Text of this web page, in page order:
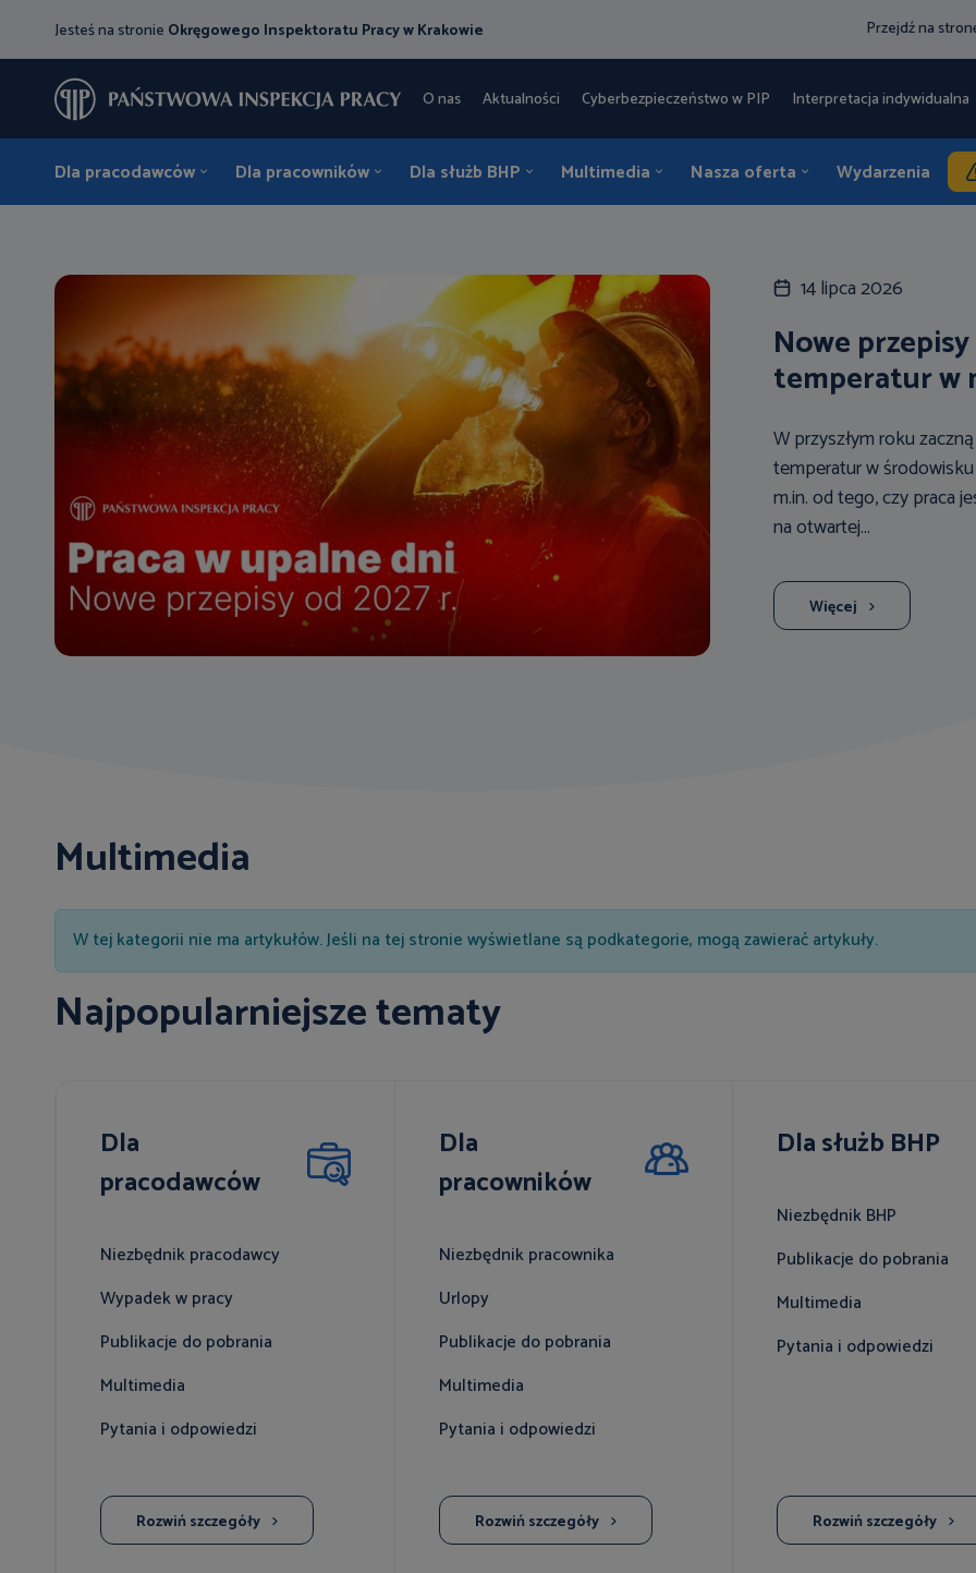
Jesteś na stronie Okręgowego Inspektoratu Pracy w Krakowie Przejdź na
O nas Aktualności Cyberbezpieczeństwo w PIP Interpretacja indywidualna
Dla pracodawców Dla pracowników Dla służb BHP Multimedia Nasza oferta Wydarzenia
14 lipca 2026
Nowe
temperatur w
W przyszłym roku
temperatur w
m.in. od tego, czy praca
na otwartej...
Więcej
Multimedia
Informacja
W tej kategorii nie ma artykułów. Jeśli na tej stronie wyświetlane są podkategorie, mogą zawierać artykuły.
Najpopularniejsze tematy
Dla
pracodawców
Niezbędnik pracodawcy
Wypadek w pracy
Publikacje do pobrania
Multimedia
Pytania i odpowiedzi
Rozwiń szczegóły
Dla
pracowników
Niezbędnik pracownika
Urlopy
Publikacje do pobrania
Multimedia
Pytania i odpowiedzi
Rozwiń szczegóły
Dla służb BHP
Niezbędnik BHP
Publikacje do pobrania
Multimedia
Pytania i odpowiedzi
Rozwiń szczegóły